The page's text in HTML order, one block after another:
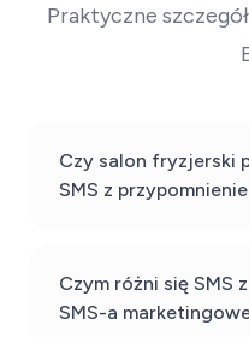
Praktyczne
Czy salon fryzjerski
SMS z
Czym różni się SMS
SMS-a